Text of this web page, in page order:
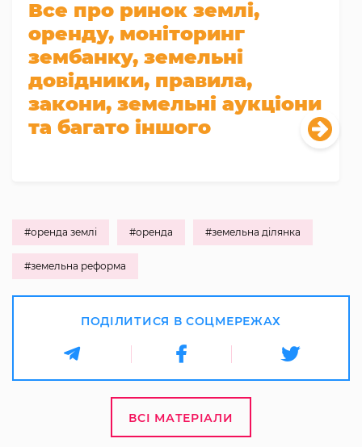
Все про ринок землі,
оренду, моніторинг
зембанку, земельні
довідники, правила,
закони, земельні аукціони
та багато іншого
#оренда землі #оренда #земельна ділянка
#земельна реформа
ПОДІЛИТИСЯ В СОЦМЕРЕЖАХ
ВСІ МАТЕРІАЛИ